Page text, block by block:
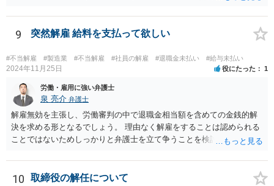
9 突然解雇 給料を支払って欲しい
#不当解雇 #製造業 #不当解雇 #社員の解雇 #退職金未払い #給与未払い
2024年11月25日 役にたった 1
労働・雇用に強い弁護士
泉 亮介 弁護士
解雇無効を主張し、労働審判の中で退職金相当額を含めての金銭的解
決を求める形となるでしょう。 理由なく解雇をすることは認められる
ことではないためしっかりと弁護士を立て争うことを検討されて良い
10 取締役の解任について